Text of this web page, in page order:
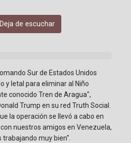
Deja de escuchar
Sur de Estados Unidos
y letal para eliminar al Niño
conocido Tren de Aragua",
Trump en su red Truth Social.
la operación se llevó a cabo en
nuestros amigos en Venezuela,
trabajando muy bien".